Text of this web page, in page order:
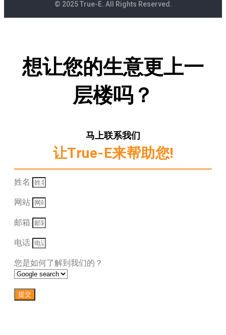
© 2025 True-E. All Rights Reserved.
想让您的生意更上一
层楼吗？
马上联系我们
让True-E来帮助您!
姓名
网站
邮箱
电话
您是如何了解到我们的？
提交